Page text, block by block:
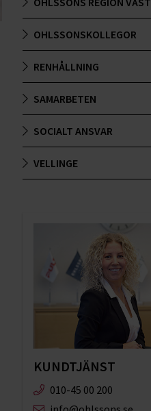
OHLSSONSKOLLEGOR
RENHÅLLNING
SAMARBETEN
SOCIALT ANSVAR
VELLINGE
KUNDTJÄNST
010-45 00 200​